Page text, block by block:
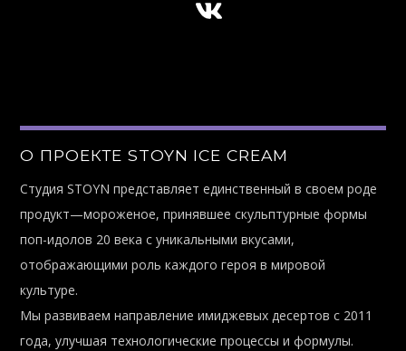
О ПРОЕКТЕ STOYN ICE CREAM
Студия STOYN представляет единственный в своем роде
продукт—мороженое, принявшее скульптурные формы
поп-идолов 20 века с уникальными вкусами,
отображающими роль каждого героя в мировой
культуре.
Мы развиваем направление имиджевых десертов с 2011
года, улучшая технологические процессы и формулы.